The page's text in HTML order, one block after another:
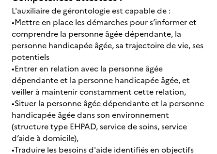
L'auxiliaire de gérontologie est capable de :
•Mettre en place les démarches pour s’informer et
comprendre la personne âgée dépendante, la
personne handicapée âgée, sa trajectoire de vie, ses
potentiels
•Entrer en relation avec la personne âgée
dépendante et la personne handicapée âgée, et
veiller à maintenir constamment cette relation,
•Situer la personne âgée dépendante et la personne
handicapée âgée dans son environnement
(structure type EHPAD, service de soins, service
d’aide à domicile),
•Traduire les besoins d'aide identifiés en objectifs